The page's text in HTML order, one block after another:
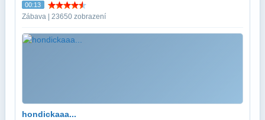
00:13
Zábava | 23650 zobrazení
hondickaaa...